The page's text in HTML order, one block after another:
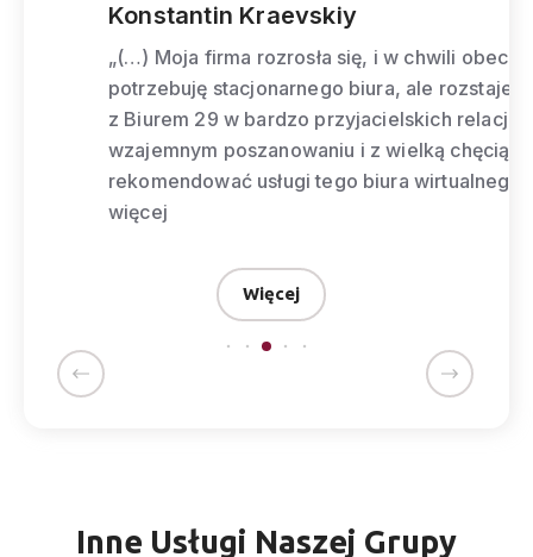
Konstantin Kraevskiy
„(…) Moja firma rozrosła się, i w chwili obecnej
potrzebuję stacjonarnego biura, ale rozstaje się
z Biurem 29 w bardzo przyjacielskich relacjach
wzajemnym poszanowaniu i z wielką chęcią by
rekomendować usługi tego biura wirtualnego. ”
Więcej
Inne Usługi Naszej Grupy